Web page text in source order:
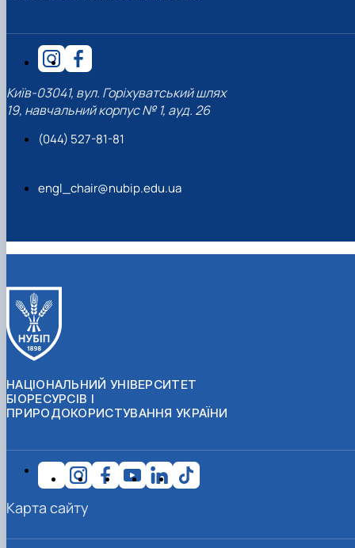
Київ-03041, вул. Горіхуватський шлях
19, навчальний корпус № 1, ауд. 26
(044) 527-81-81
engl_chair@nubip.edu.ua
НАЦІОНАЛЬНИЙ УНІВЕРСИТЕТ
БІОРЕСУРСІВ І
ПРИРОДОКОРИСТУВАННЯ УКРАЇНИ
Карта сайту